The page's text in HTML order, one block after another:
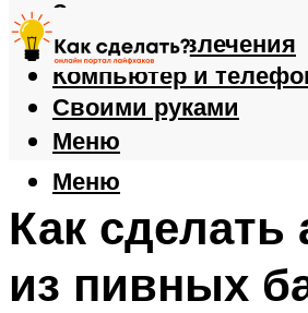
Здоровье
Игры и развлечения
Компьютер и
Своими руками
Меню
Меню
Как сделать
из пивных